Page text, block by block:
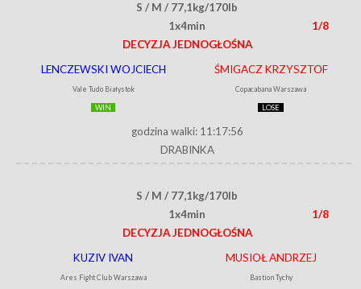
S / M / 77,1kg/170lb
1x4min
1/8
DECYZJA JEDNOGŁOŚNA
LENCZEWSKI WOJCIECH
Vale Tudo Białystok
WIN
ŚMIGACZ KRZYSZTOF
Copacabana Warszawa
LOSE
godzina walki: 11:17:56
DRABINKA
S / M / 77,1kg/170lb
1x4min
1/8
DECYZJA JEDNOGŁOŚNA
KUZIV IVAN
Ares Fight Club Warszawa
MUSIOŁ ANDRZEJ
Bastion Tychy